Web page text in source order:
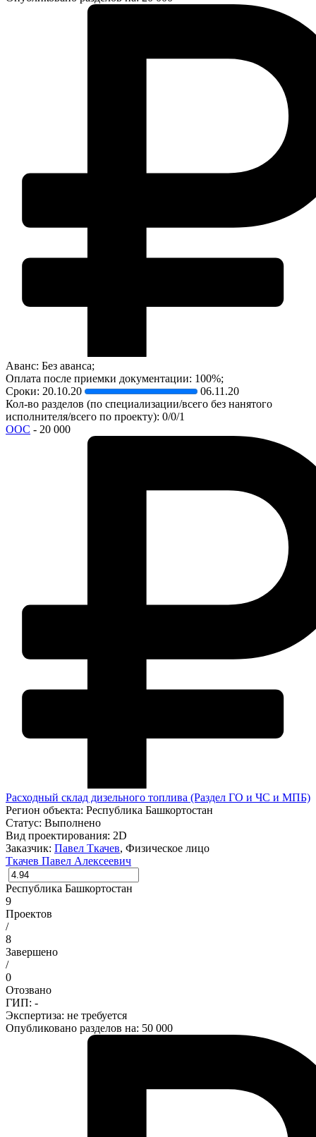
Аванс: Без аванса;
Оплата после приемки документации: 100%;
Сроки: 20.10.20
06.11.20
Кол-во разделов (по специализации/всего без нанятого
исполнителя/всего по проекту): 0/0/1
ООС - 20 000
Расходный склад дизельного топлива (Раздел ГО и ЧС и МПБ)
Регион объекта: Республика Башкортостан
Статус: Выполнено
Вид проектирования: 2D
Заказчик: Павел Ткачев, Физическое лицо
Ткачев Павел Алексеевич
Республика Башкортостан
9
Проектов
/
8
Завершено
/
0
Отозвано
ГИП: -
Экспертиза: не требуется
Опубликовано разделов на: 50 000